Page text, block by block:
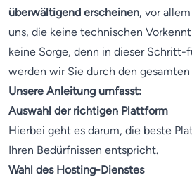
überwältigend erscheinen, vor
uns, die keine technischen
keine Sorge, denn in dieser
werden wir Sie durch den gesamten
Unsere Anleitung umfasst:
Auswahl der richtigen Plattform
Hierbei geht es darum, die beste
Ihren Bedürfnissen entspricht.
Wahl des Hosting-Dienstes